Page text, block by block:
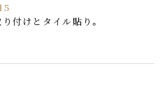
付けとタイル貼り。